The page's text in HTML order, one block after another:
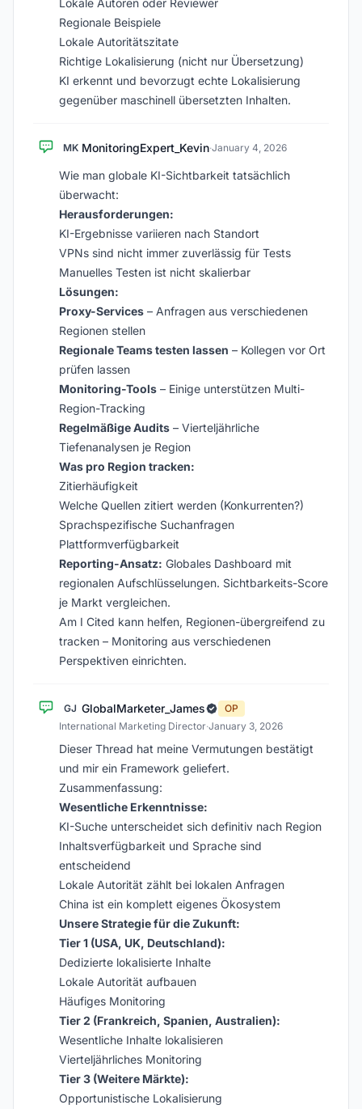
Lokale Autoren oder Reviewer
Regionale Beispiele
Lokale Autoritätszitate
Richtige Lokalisierung (nicht nur Übersetzung)
KI erkennt und bevorzugt echte Lokalisierung
gegenüber maschinell übersetzten Inhalten.
MK MonitoringExpert_Kevin·January 4, 2026
Wie man globale KI-Sichtbarkeit tatsächlich
überwacht:
Herausforderungen:
KI-Ergebnisse variieren nach Standort
VPNs sind nicht immer zuverlässig für Tests
Manuelles Testen ist nicht skalierbar
Lösungen:
Proxy-Services – Anfragen aus verschiedenen
Regionen stellen
Regionale Teams testen lassen – Kollegen vor Ort
prüfen lassen
Monitoring-Tools – Einige unterstützen Multi-
Region-Tracking
Regelmäßige Audits – Vierteljährliche
Tiefenanalysen je Region
Was pro Region tracken:
Zitierhäufigkeit
Welche Quellen zitiert werden (Konkurrenten?)
Sprachspezifische Suchanfragen
Plattformverfügbarkeit
Reporting-Ansatz: Globales Dashboard mit
regionalen Aufschlüsselungen. Sichtbarkeits-Score
je Markt vergleichen.
Am I Cited kann helfen, Regionen-übergreifend zu
tracken – Monitoring aus verschiedenen
Perspektiven einrichten.
GJ GlobalMarketer_James
OP
International Marketing Director·January 3, 2026
Dieser Thread hat meine Vermutungen bestätigt
und mir ein Framework geliefert.
Zusammenfassung:
Wesentliche Erkenntnisse:
KI-Suche unterscheidet sich definitiv nach Region
Inhaltsverfügbarkeit und Sprache sind
entscheidend
Lokale Autorität zählt bei lokalen Anfragen
China ist ein komplett eigenes Ökosystem
Unsere Strategie für die Zukunft:
Tier 1 (USA, UK, Deutschland):
Dedizierte lokalisierte Inhalte
Lokale Autorität aufbauen
Häufiges Monitoring
Tier 2 (Frankreich, Spanien, Australien):
Wesentliche Inhalte lokalisieren
Vierteljährliches Monitoring
Tier 3 (Weitere Märkte):
Opportunistische Lokalisierung